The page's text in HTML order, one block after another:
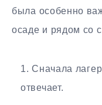
была особенно
осаде и рядом со
Сначала
отвечает.